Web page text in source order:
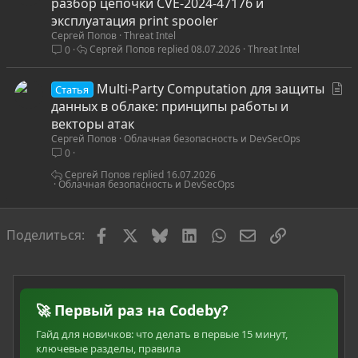
я
эксплуатация print spooler
Сергей Попов Threat Intel
0
Threat Intel
08.07.2026
Сергей Попов
Статья
Multi-Party Computation для защиты
данных в облаке: принципы работы и
векторы атак
Сергей Попов Облачная безопасность и DevSecOps
0
Облачная безопасность и DevSecOps
16.07.2026
Сергей Попов
Поделиться: FacebookBlueskyLinkedInWhatsAppЭлектронная
Ссылка
🚀 Первый раз на Codeby?
Гайд для новичков: что делать в первые 15 минут,
ключевые разделы, правила